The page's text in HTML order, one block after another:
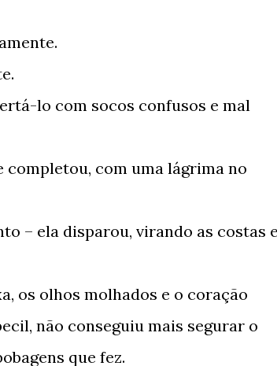
lo com socos confusos e mal
completou, com uma lágrima no
– ela disparou, virando as costas
os olhos molhados e o coração
não conseguiu mais segurar o
que fez.